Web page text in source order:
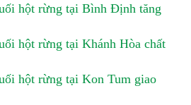
hột rừng tại Bình Định tăng
hột rừng tại Khánh Hòa chất
hột rừng tại Kon Tum giao